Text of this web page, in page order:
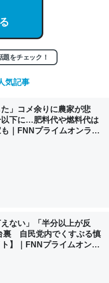
だと英語小説100ページ分くら
短期記憶というには多い分量
か。知らんかった。調べたらコ
大問題＝「昆虫はなぜ海にいないの
酸素も不足してて両方に不利
る鋏角類（カブトガニ・ウミグ
をチェック！
気記事
」コメ余りに農家が悲
下に…肥料代や燃料代は
｜FNNプライムオンライ
ない」「半分以上が反
裏 自民党内でくすぶる慎
】｜FNNプライムオンラ